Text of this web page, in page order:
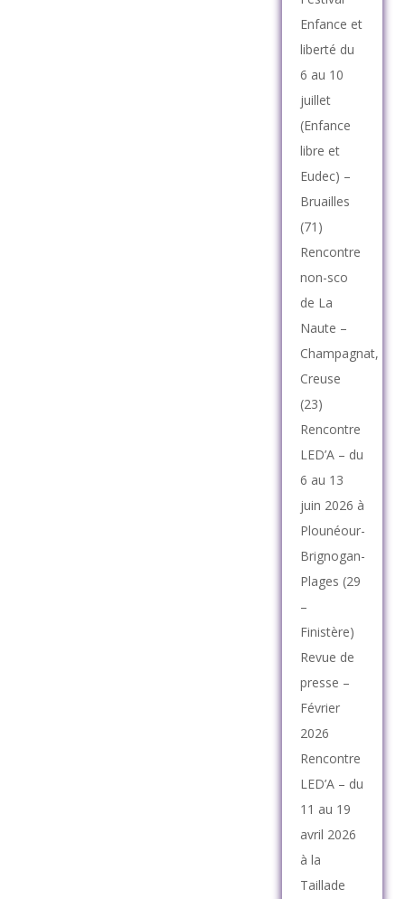
Enfance et
liberté du
6 au 10
juillet
(Enfance
libre et
Eudec) –
Bruailles
(71)
Rencontre
non-sco
de La
Naute –
Champagnat,
Creuse
(23)
Rencontre
LED’A – du
6 au 13
juin 2026 à
Plounéour-
Brignogan-
Plages (29
–
Finistère)
Revue de
presse –
Février
2026
Rencontre
LED’A – du
11 au 19
avril 2026
à la
Taillade